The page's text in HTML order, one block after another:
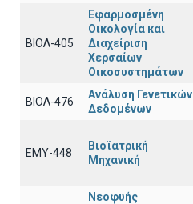
ΒΙΟΛ-405
Εφαρμοσμένη
Οικολογία και
Διαχείριση
Χερσαίων
Οικοσυστημάτων
ΒΙΟΛ-476
Ανάλυση Γενετικών
Δεδομένων
ΕΜΥ-448
Βιοϊατρική
Μηχανική
Νεοφυής